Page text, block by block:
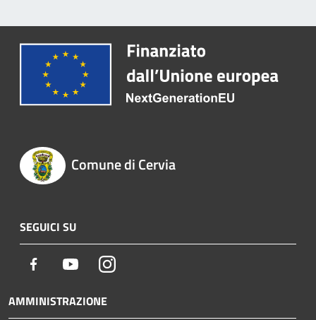
Comune di Cervia
SEGUICI SU
Facebook YoutubeInstagram
AMMINISTRAZIONE